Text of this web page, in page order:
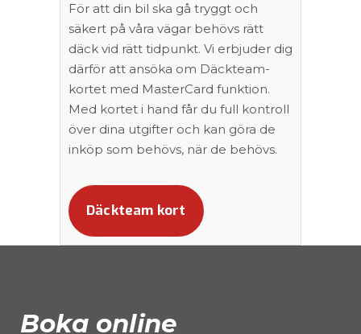
För att din bil ska gå tryggt och
säkert på våra vägar behövs rätt
däck vid rätt tidpunkt. Vi erbjuder dig
därför att ansöka om Däckteam-
kortet med MasterCard funktion.
Med kortet i hand får du full kontroll
över dina utgifter och kan göra de
inköp som behövs, när de behövs.
Däckteam kort
Boka online